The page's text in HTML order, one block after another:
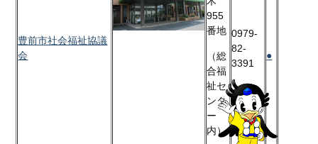
豊前市社会福祉協議
会
955
番地
（総
合福
祉セ
ンタ
ー
内）
0979-
82-
3391
●